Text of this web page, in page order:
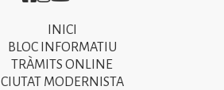
INICI
BLOC INFORMATIU
TRÀMITS ONLINE
CIUTAT MODERNISTA